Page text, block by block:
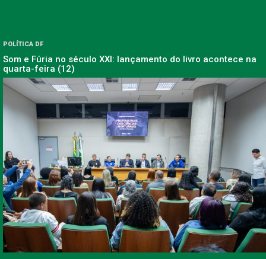
POLÍTICA DF
Som e Fúria no século XXI: lançamento do livro acontece na
quarta-feira (12)